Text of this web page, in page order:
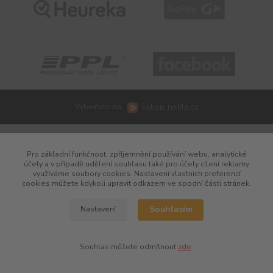
Pro základní funkčnost, zpříjemnění používání webu, analytické
účely a v případě udělení souhlasu také pro účely cílení reklamy
využíváme soubory cookies. Nastavení vlastních preferencí
cookies můžete kdykoli upravit odkazem ve spodní části stránek.
Nastavení Souhlasím
Souhlas můžete odmítnout zde.